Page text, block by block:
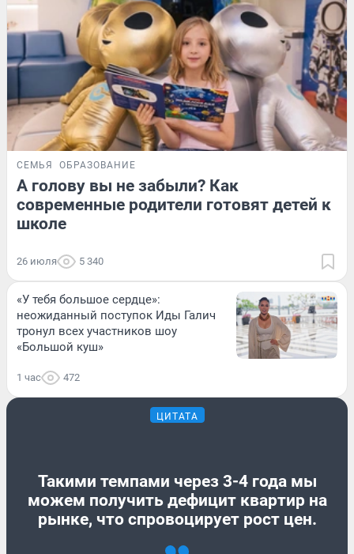
СЕМЬЯ ОБРАЗОВАНИЕ
А голову вы не забыли? Как
современные родители готовят детей к
школе
26 июля 5 340
«У тебя большое сердце»:
неожиданный поступок Иды Галич
тронул всех участников шоу
«Большой куш»
1 час 472
ЦИТАТА
Такими темпами через 3-4 года мы
можем получить дефицит квартир на
рынке, что спровоцирует рост цен.